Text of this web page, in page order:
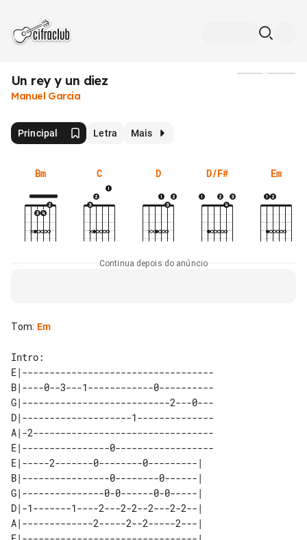
Un rey y un diez
Manuel Garcia
Principal Letra Mais
Bm C D D/F# Em
Continua depois do anúncio
Tom: Em
Intro:
E|-----------------------------------
B|----0--3---1------------0----------
G|---------------------------2---0---
D|--------------------1--------------
A|-2---------------------------------
E|----------------0------------------
E|-----2-------0--------0---------|
B|----------------0--------0------|
G|---------------0-0------0-0-----|
D|-1-------1----2---2-2--2---2-2--|
A|-------------2-----2--2-----2---|